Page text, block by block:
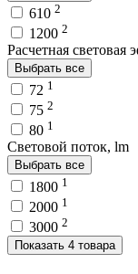
610 2
1200 2
Расчетная световая
Выбрать все
72 1
75 2
80 1
Световой поток, lm
Выбрать все
1800 1
2000 1
3000 2
Показать 4 товара